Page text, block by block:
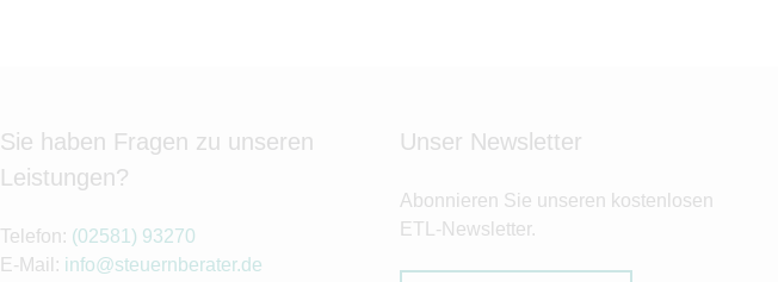
Sie haben Fragen zu unseren
Leistungen?
Telefon: (02581) 93270
E-Mail: info@steuernberater.de
Unser Newsletter
Abonnieren Sie unseren kostenlosen
ETL-Newsletter.